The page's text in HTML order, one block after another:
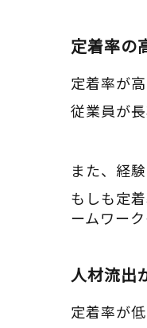
定着率の
定着率が
従業員が
また、経
もしも定
ームワー
人材流出
定着率が